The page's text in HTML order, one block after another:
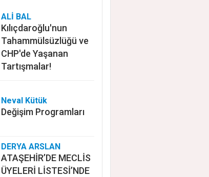
ALİ BAL
Kılıçdaroğlu'nun
Tahammülsüzlüğü ve
CHP'de Yaşanan
Tartışmalar!
Neval Kütük
Değişim Programları
DERYA ARSLAN
ATAŞEHİR’DE MECLİS
ÜYELERİ LİSTESİ’NDE